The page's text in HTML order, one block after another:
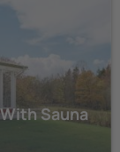
Sauna